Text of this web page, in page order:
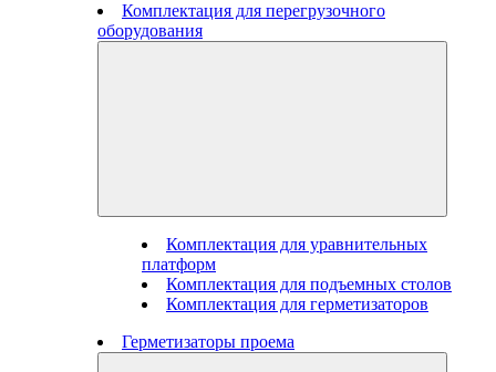
Комплектация для перегрузочного
оборудования
Комплектация для уравнительных
платформ
Комплектация для подъемных столов
Комплектация для герметизаторов
Герметизаторы проема